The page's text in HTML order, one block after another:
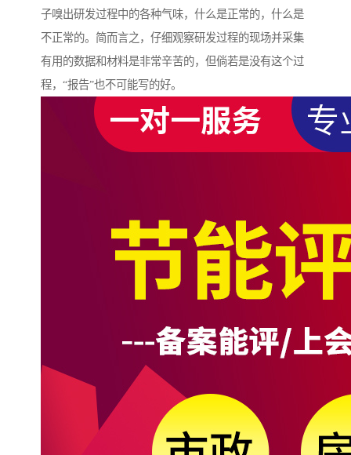
子嗅出研发过程中的各种气味，什么是正常的，什么是
不正常的。简而言之，仔细观察研发过程的现场并采集
有用的数据和材料是非常辛苦的，但倘若是没有这个过
程，“报告”也不可能写的好。